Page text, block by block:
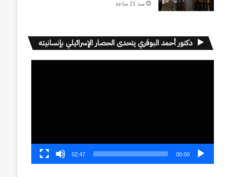
منذ 21 ساعة
دكتور أحمد البوقري يتحدى الحصار الإسرائيلي بإنسانيته
00:00
02:47